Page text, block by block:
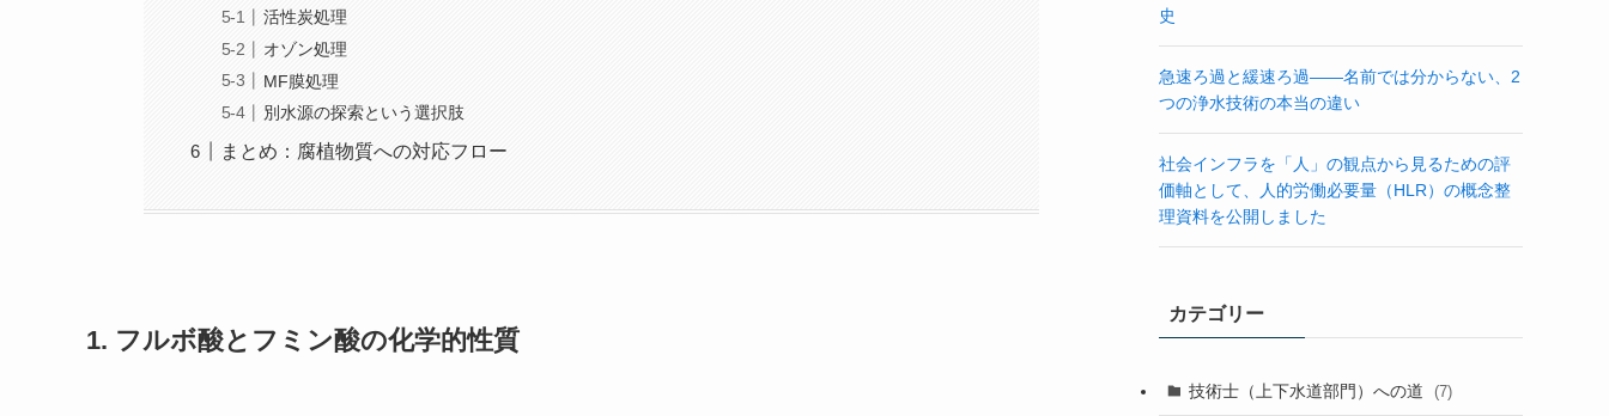
活性炭処理
オゾン処理
MF膜処理
別水源の探索という選択肢
まとめ：腐植物質への対応フロー
1. フルボ酸とフミン酸の化学的性質
史
急速ろ過と緩速ろ過――名前では分からない、2
つの浄水技術の本当の違い
社会インフラを「人」の観点から見るための評
価軸として、人的労働必要量（HLR）の概念整
理資料を公開しました
カテゴリー
技術士（上下水道部門）への道 (7)